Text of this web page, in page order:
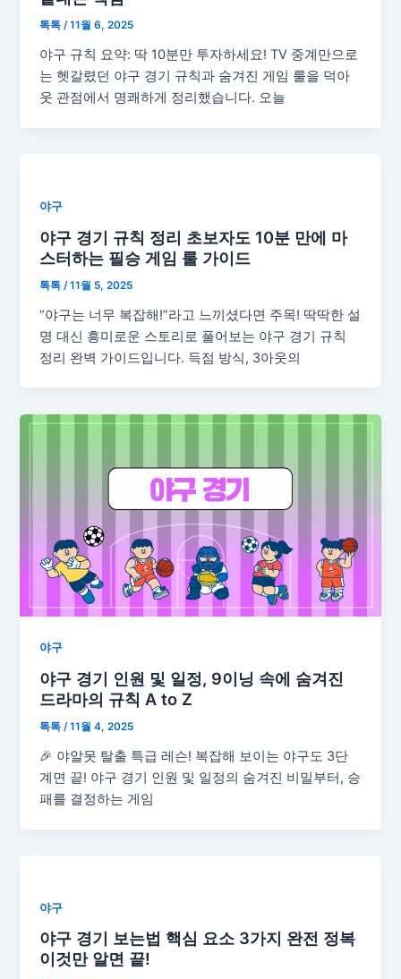
톡톡/11월 6, 2025
야구 규칙 요약: 딱 10분만 투자하세요! TV 중계만으로
는 헷갈렸던 야구 경기 규칙과 숨겨진 게임 룰을 덕아
웃 관점에서 명쾌하게 정리했습니다. 오늘
야구
야구 경기 규칙 정리 초보자도 10분 만에 마
스터하는 필승 게임 룰 가이드
톡톡 /11월 5, 2025
“야구는 너무 복잡해!”라고 느끼셨다면 주목! 딱딱한 설
명 대신 흥미로운 스토리로 풀어보는 야구 경기 규칙
정리 완벽 가이드입니다. 득점 방식, 3아웃의
야구
야구 경기 인원 및 일정, 9이닝 속에 숨겨진
드라마의 규칙 A to Z
톡톡/11월 4, 2025
🎉 야알못 탈출 특급 레슨! 복잡해 보이는 야구도 3단
계면 끝! 야구 경기 인원 및 일정의 숨겨진 비밀부터, 승
패를 결정하는 게임
야구
야구 경기 보는법 핵심 요소 3가지 완전 정복
이것만 알면 끝!